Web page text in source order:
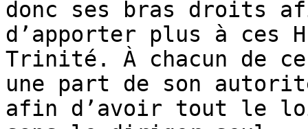
donc ses bras droits
d’apporter plus à
Trinité. À chacun de
une part de son
afin d’avoir tout le